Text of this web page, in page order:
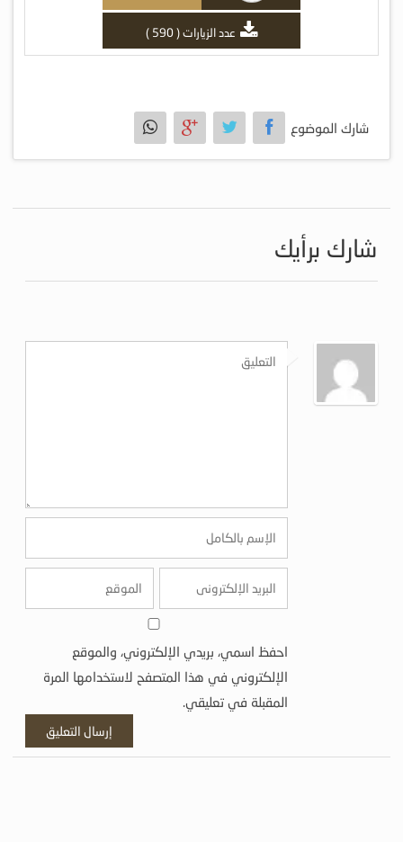
عدد الزيارات ( 590 )
شارك الموضوع
شارك برأيك
احفظ اسمي، بريدي الإلكتروني، والموقع
الإلكتروني في هذا المتصفح لاستخدامها المرة
المقبلة في تعليقي.